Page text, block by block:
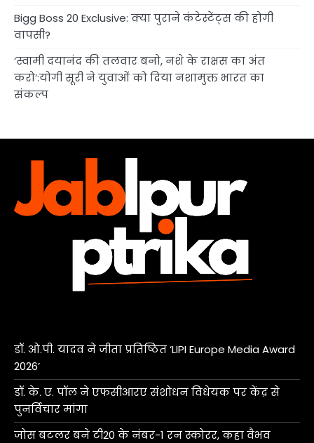
Bigg Boss 20 Exclusive: क्या पुराने कंटेस्टेंट्स की होगी
वापसी?
‘स्वामी दयानंद की तलवार बनो, नशे के राक्षस का अंत
करो’:योगी सूरी ने युवाओं को दिया नशामुक्त भारत का
संकल्प
डॉ. ओ.पी. यादव ने जीता प्रतिष्ठित ‘LIPI Europe Media Award
2026’
डॉ. के. ए. पॉल ने एफसीआरए संशोधन विधेयक पर केंद्र से
पुनर्विचार मांगा
जोस बटलर बने टी20 के नंबर-1 रन स्कोरर, कहा वैभव